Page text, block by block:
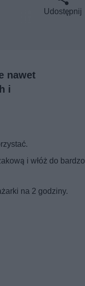
Udostępnij
nawet
i
i włóż do bardzo
na 2 godziny.